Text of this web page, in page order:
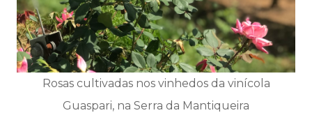
Rosas cultivadas nos vinhedos da vinícola
Guaspari, na Serra da Mantiqueira